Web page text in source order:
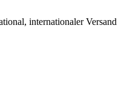
internationaler Versand